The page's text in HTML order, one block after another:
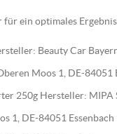
ein optimales
Beauty Car
Moos 1, DE-84051
250g Hersteller: MIPA
1, DE-84051 Essenbach